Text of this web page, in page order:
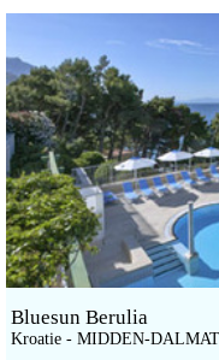
Bluesun Berulia
Kroatie - MIDDEN-